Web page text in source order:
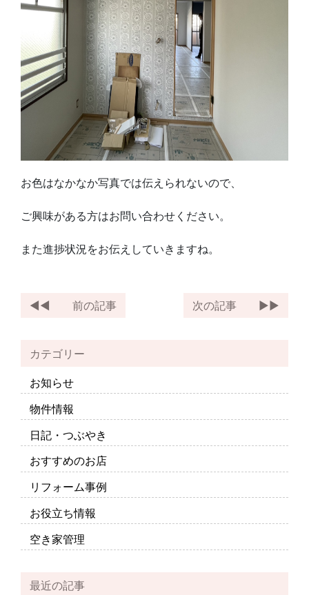
お色はなかなか写真では伝えられないので、
ご興味がある方はお問い合わせください。
また進捗状況をお伝えしていきますね。
前の記事 次の記事
カテゴリー
お知らせ
物件情報
日記・つぶやき
おすすめのお店
リフォーム事例
お役立ち情報
空き家管理
最近の記事